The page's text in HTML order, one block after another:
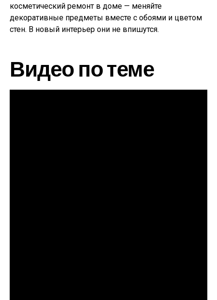
косметический ремонт в доме — меняйте
декоративные предметы вместе с обоями и цветом
стен. В новый интерьер они не впишутся.
Видео по теме